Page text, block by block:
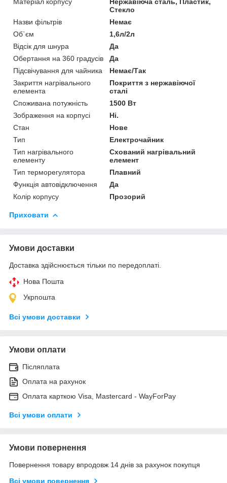
Стекло
Назви фільтрів
Немає
Об`єм
1,6л/2л
Відсік для шнура
Да
Обертання на 360 градусів
Да
Підсвічування для чайника
Немає/Так
Закриття нагрівального
елемента
Покриття з нержавіючої
сталі
Споживана потужність
1500 Вт
Зображення на корпусі
Ні.
Стан
Нове
Тип
Електрочайник
Тип нагрівального
елементу
Схований нагрівальний
елемент
Тип терморегулятора
Плавний
Функція автовідключення
Да
Колір корпусу
Прозорий
Приховати
Умови доставки
Доставка здійснюється тільки по передоплаті.
Нова Пошта
Укрпошта
Всі умови доставки
Умови оплати
Післяплата
Оплата на рахунок
Оплата карткою Visa, Mastercard - WayForPay
Всі умови оплати
Умови повернення
Повернення товару впродовж 14 днів за рахунок покупця
Всі умови повернення